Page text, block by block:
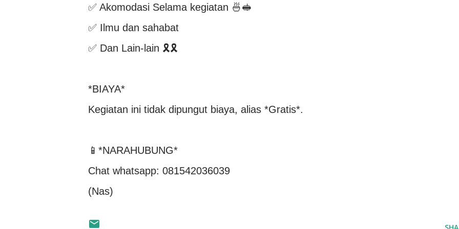
✅ Akomodasi Selama kegiatan 🍜🥪
✅ Ilmu dan sahabat
✅ Dan Lain-lain 🎗🎗
*BIAYA*
Kegiatan ini tidak dipungut biaya, alias *Gratis*.
📱*NARAHUBUNG*
Chat whatsapp: 081542036039
(Nas)